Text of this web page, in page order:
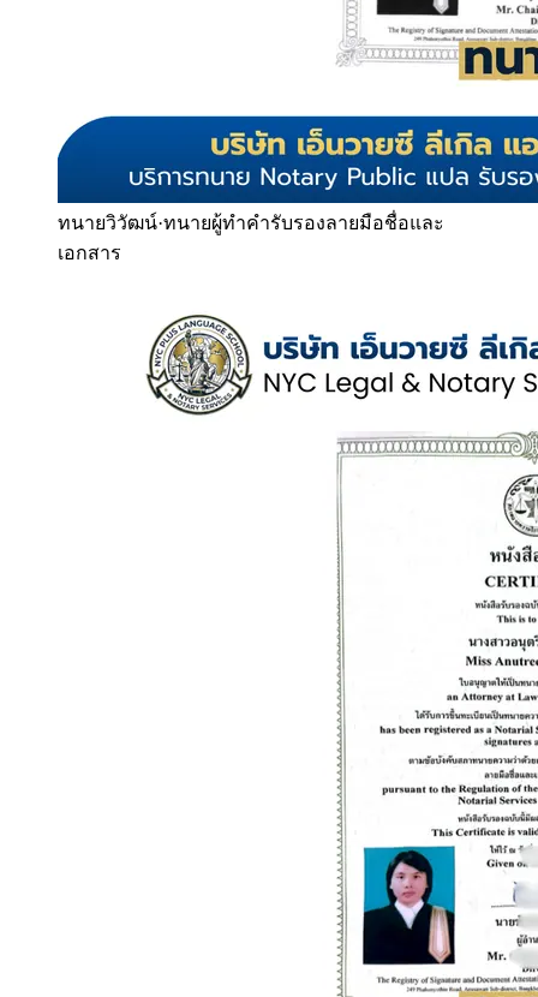
ทนายวิวัฒน์·ทนายผู้ทำคำรับรองลายมือชื่อและ
เอกสาร